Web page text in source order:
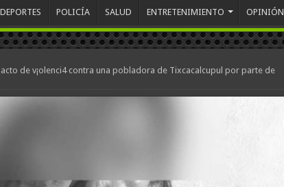
DEPORTES POLICÍA SALUD ENTRETENIMIENTO OPINIÓN
acto de v¡olenci4 contra una pobladora de Tixcacalcupul por parte de